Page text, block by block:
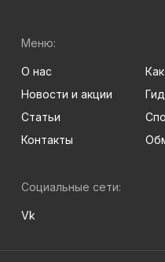
Меню:
О нас
Новости и акции
Статьи
Контакты
Социальные сети:
Vk